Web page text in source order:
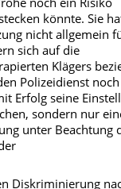
könnte. Sie
nicht allgemein
sich auf die
Klägers
Polizeidienst
Erfolg seine
sondern nur
unter Beachtung
Diskriminierung